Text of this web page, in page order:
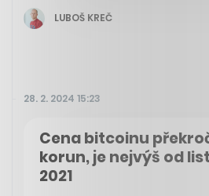
LUBOŠ KREČ
28. 2. 2024 15:23
Cena bitcoinu
korun, je nejvýš od
2021